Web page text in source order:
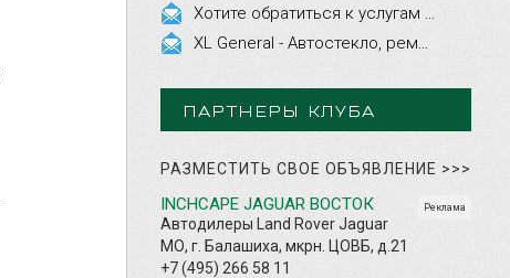
ПАРТНЕРЫ КЛУБА
РАЗМЕСТИТЬ СВОЕ ОБЪЯВЛЕНИЕ >>>
Реклама
INCHCAPE JAGUAR ВОСТОК
Автодилеры Land Rover Jaguar
МО, г. Балашиха, мкрн. ЦОВБ, д.21
+7 (495) 266 58 11